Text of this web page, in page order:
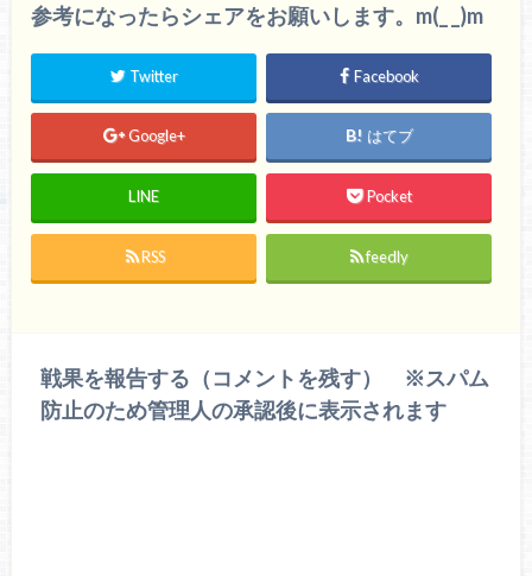
参考になったらシェアをお願いします。m(_ _)m
Twitter Facebook
Google+ はてブ
LINE Pocket
RSS feedly
戦果を報告する（コメントを残す） ※スパム
防止のため管理人の承認後に表示されます